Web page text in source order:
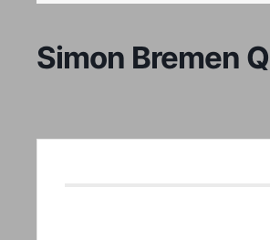
Simon Bremen